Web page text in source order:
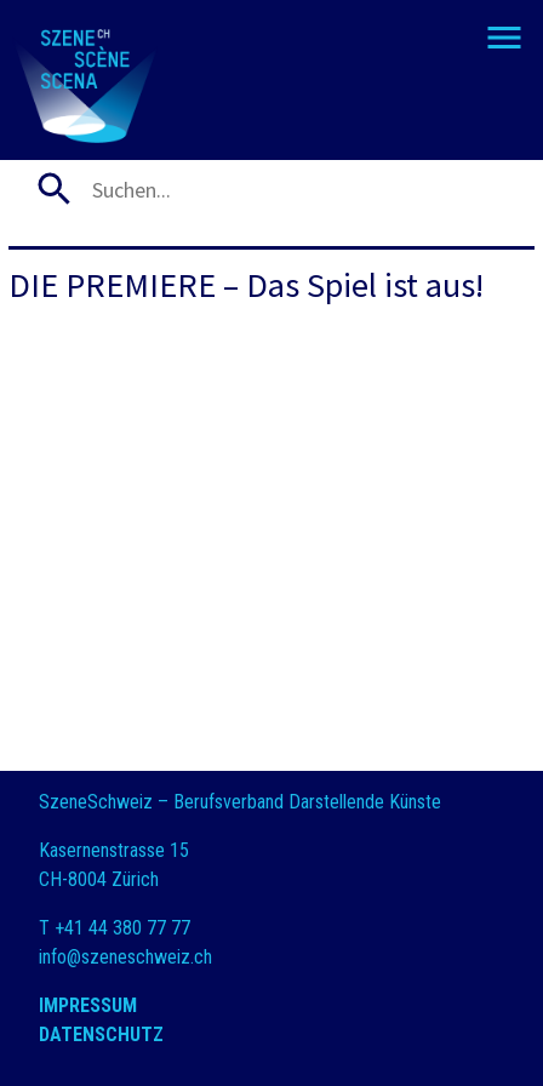
DIE PREMIERE – Das Spiel ist aus!
SzeneSchweiz – Berufsverband Darstellende Künste
Kasernenstrasse 15
CH-8004 Zürich
T +41 44 380 77 77
info@szeneschweiz.ch
IMPRESSUM
DATENSCHUTZ